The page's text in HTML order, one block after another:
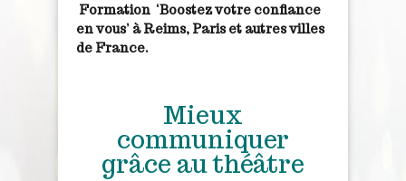
Formation ‘Boostez votre confiance
en vous’ à Reims, Paris et autres villes
de France.
Mieux
communiquer
grâce au théâtre